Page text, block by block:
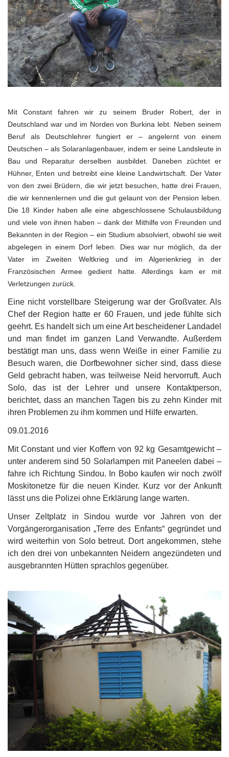
Mit Constant fahren wir zu seinem Bruder Robert, der in
Deutschland war und im Norden von Burkina lebt. Neben seinem
Beruf als Deutschlehrer fungiert er – angelernt von einem
Deutschen – als Solaranlagenbauer, indem er seine Landsleute in
Bau und Reparatur derselben ausbildet. Daneben züchtet er
Hühner, Enten und betreibt eine kleine Landwirtschaft. Der Vater
von den zwei Brüdern, die wir jetzt besuchen, hatte drei Frauen,
die wir kennenlernen und die gut gelaunt von der Pension leben.
Die 18 Kinder haben alle eine abgeschlossene Schulausbildung
und viele von ihnen haben – dank der Mithilfe von Freunden und
Bekannten in der Region – ein Studium absolviert, obwohl sie weit
abgelegen in einem Dorf leben. Dies war nur möglich, da der
Vater im Zweiten Weltkrieg und im Algerienkrieg in der
Französischen Armee gedient hatte. Allerdings kam er mit
Verletzungen zurück.
Eine nicht vorstellbare Steigerung war der Großvater. Als
Chef der Region hatte er 60 Frauen, und jede fühlte sich
geehrt. Es handelt sich um eine Art bescheidener Landadel
und man findet im ganzen Land Verwandte. Außerdem
bestätigt man uns, dass wenn Weiße in einer Familie zu
Besuch waren, die Dorfbewohner sicher sind, dass diese
Geld gebracht haben, was teilweise Neid hervorruft. Auch
Solo, das ist der Lehrer und unsere Kontaktperson,
berichtet, dass an manchen Tagen bis zu zehn Kinder mit
ihren Problemen zu ihm kommen und Hilfe erwarten.
09.01.2016
Mit Constant und vier Koffern von 92 kg Gesamtgewicht –
unter anderem sind 50 Solarlampen mit Paneelen dabei –
fahre ich Richtung Sindou. In Bobo kaufen wir noch zwölf
Moskitonetze für die neuen Kinder. Kurz vor der Ankunft
lässt uns die Polizei ohne Erklärung lange warten.
Unser Zeltplatz in Sindou wurde vor Jahren von der
Vorgängerorganisation „Terre des Enfants“ gegründet und
wird weiterhin von Solo betreut. Dort angekommen, stehe
ich den drei von unbekannten Neidern angezündeten und
ausgebrannten Hütten sprachlos gegenüber.